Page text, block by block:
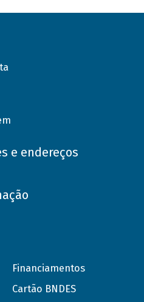
e endereços
Financiamentos
Cartão BNDES